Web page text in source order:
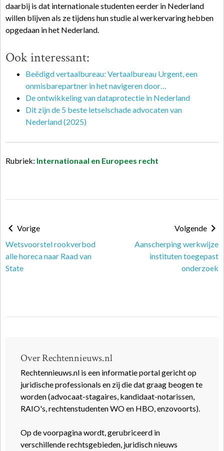
daarbij is dat internationale studenten eerder in Nederland
willen blijven als ze tijdens hun studie al werkervaring hebben
opgedaan in het Nederland.
Ook interessant:
Beëdigd vertaalbureau: Vertaalbureau Urgent, een
onmisbarepartner in het navigeren door…
De ontwikkeling van dataprotectie in Nederland
Dit zijn de 5 beste letselschade advocaten van
Nederland (2025)
Rubriek: Internationaal en Europees recht
Vorige
Wetsvoorstel rookverbod
alle horeca naar Raad van
State
Volgende
Aanscherping werkwijze
instituten toegepast
onderzoek
Over Rechtennieuws.nl
Rechtennieuws.nl is een informatie portal gericht op
juridische professionals en zij die dat graag beogen te
worden (advocaat-stagaires, kandidaat-notarissen,
RAIO's, rechtenstudenten WO en HBO, enzovoorts).
Op de voorpagina wordt, gerubriceerd in
verschillende rechtsgebieden, juridisch nieuws